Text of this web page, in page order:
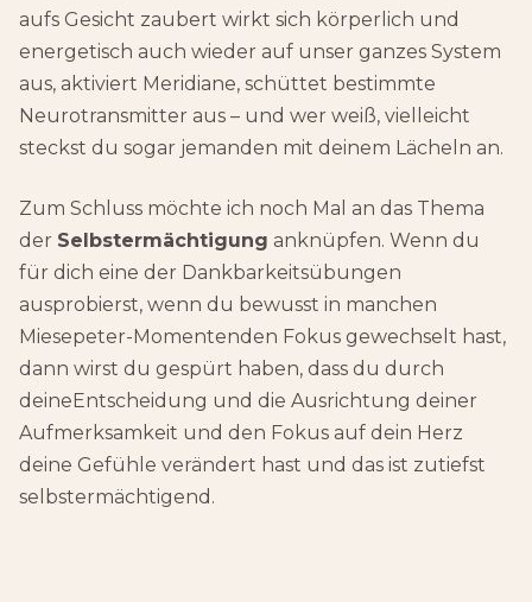
aufs Gesicht zaubert wirkt sich körperlich und
energetisch auch wieder auf unser ganzes System
aus, aktiviert Meridiane, schüttet bestimmte
Neurotransmitter aus – und wer weiß, vielleicht
steckst du sogar jemanden mit deinem Lächeln an.
Zum Schluss möchte ich noch Mal an das Thema
der Selbstermächtigung anknüpfen. Wenn du
für dich eine der Dankbarkeitsübungen
ausprobierst, wenn du bewusst in manchen
Miesepeter-Momentenden Fokus gewechselt hast,
dann wirst du gespürt haben, dass du durch
deineEntscheidung und die Ausrichtung deiner
Aufmerksamkeit und den Fokus auf dein Herz
deine Gefühle verändert hast und das ist zutiefst
selbstermächtigend.